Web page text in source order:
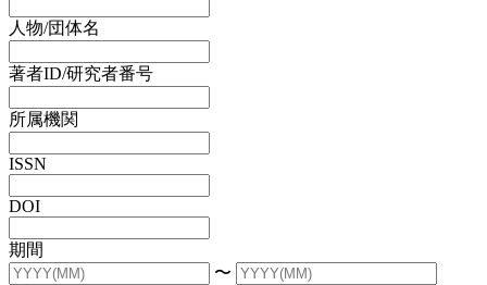
人物/団体名
著者ID/研究者番号
所属機関
ISSN
DOI
期間
〜